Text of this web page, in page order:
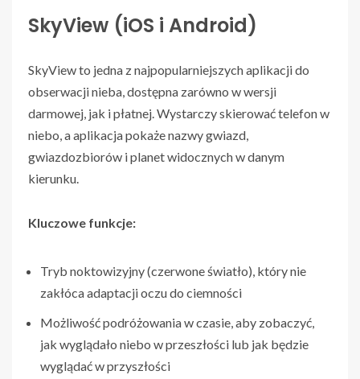
SkyView (iOS i Android)
SkyView to jedna z najpopularniejszych aplikacji do
obserwacji nieba, dostępna zarówno w wersji
darmowej, jak i płatnej. Wystarczy skierować telefon w
niebo, a aplikacja pokaże nazwy gwiazd,
gwiazdozbiorów i planet widocznych w danym
kierunku.
Kluczowe funkcje:
Tryb noktowizyjny (czerwone światło), który nie
zakłóca adaptacji oczu do ciemności
Możliwość podróżowania w czasie, aby zobaczyć,
jak wyglądało niebo w przeszłości lub jak będzie
wyglądać w przyszłości